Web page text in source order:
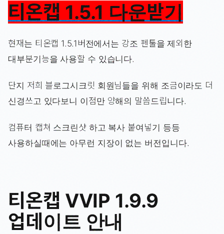
티온캡 1.5.1 다운받기
현재는 티온캡 1.5.1버전에서는 강조 펜툴을 제외한
대부분기능을 사용할 수 있습니다.
단지 저희 블로그시크릿 회원님들을 위해 조금이라도 더
신경쓰고 있다보니 이점만 양해의 말씀드립니다.
컴퓨터 캡쳐 스크린샷 하고 복사 붙여넣기 등등
사용하실때에는 아무런 지장이 없는 버전입니다.
티온캡 VVIP 1.9.9
업데이트 안내